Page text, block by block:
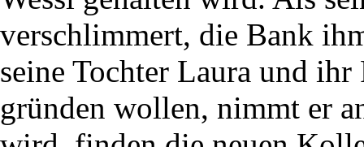
verschlimmert, die Bank
seine Tochter Laura und
gründen wollen, nimmt er